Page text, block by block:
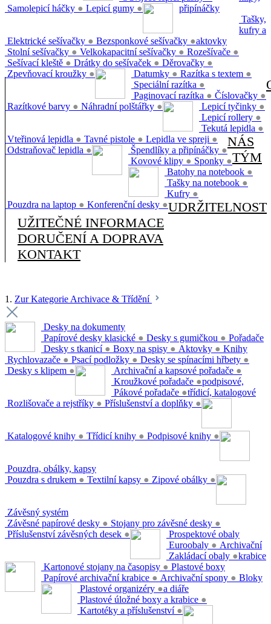
Samolepicí háčky ● Lepicí gumy ●
Elektrické sešívačky ● Bezsponkové sešívačky ●
Stolní sešívačky ● Velkokapacitní sešívačky ● Rozešívače ●
Sešívací kleště ● Drátky do sešívaček ● Děrovačky ●
Zpevňovací kroužky ● Datumky ● Razítka s textem ●
Speciální razítka ●
Paginovací razítka ● Číslovačky ●
Razítkové barvy ● Náhradní polštářky ● Lepicí tyčinky ●
Lepicí rollery ●
Tekutá lepidla ●
Vteřinová lepidla ● Tavné pistole ● Lepidla ve spreji ●
Odstraňovač lepidla ●
připínáčky
Špendlíky a připínáčky ●
Kovové klipy ● Sponky ●
Tašky,
kufry a
aktovky
Batohy na notebook ●
Tašky na notebook ●
Kufry ●
Pouzdra na laptop ● Konferenční desky ●
NÁS
TÝM
UDRŽITELNOST
UŽITEČNÉ INFORMACE
DORUČENÍ A DOPRAVA
KONTAKT
1. Zur Kategorie Archivace & Třídění
Desky na dokumenty
Papírové desky klasické ● Desky s gumičkou ●
Desky s tkanicí ● Boxy na spisy ● Aktovky ●
Rychlovazače ● Psací podložky ● Desky se spínacími hřbety ●
Desky s klipem ●
Pořadače
Archivační a kapsové pořadače ●
Kroužkové pořadače ●
Pákové pořadače ●
Rozlišovače a rejstříky ● Příslušenství a doplňky ●
Knihy
podpisové,
třídicí, katalogové
Katalogové knihy ● Třídicí knihy ● Podpisové knihy ●
Pouzdra, obálky, kapsy
Pouzdra s drukem ● Textilní kapsy ● Zipové obálky ●
Závěsný systém
Závěsné papírové desky ● Stojany pro závěsné desky ●
Příslušenství závěsných desek ●
Prospektové obaly
Euroobaly ●
Zakládací obaly ●
Archivační
krabice
Kartonové stojany na časopisy ●
Papírové archivační krabice ● Archivační spony ●
Plastové boxy
Plastové organizéry ●
Plastové úložné boxy a krabice ●
Kartotéky a příslušenství ●
Bloky
a diáře